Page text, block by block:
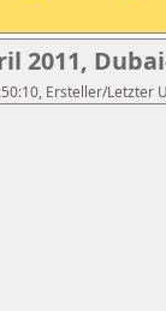
2011,
Ersteller/Letzter